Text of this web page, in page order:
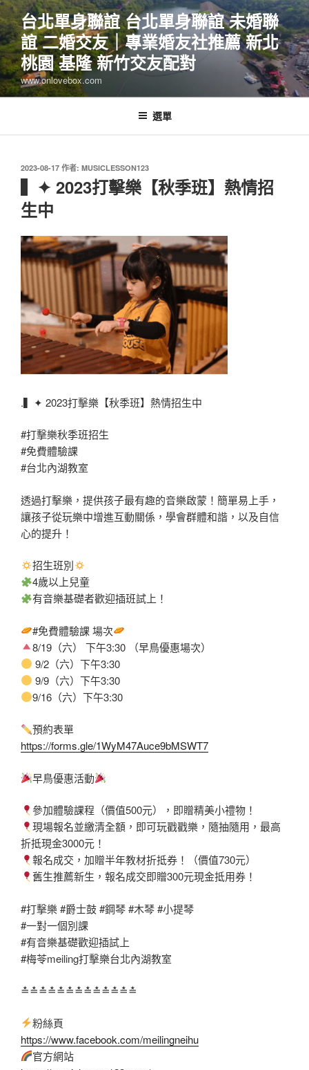
跳
至
主
要
內
容
台北單身聯誼 台北單身聯誼 未婚聯
誼 二婚交友｜專業婚友社推薦 新北
桃園 基隆 新竹交友配對
www.onlovebox.com
選單
發
佈
2023-08-17 作者: MUSICLESSON123
▍✦ 2023打擊樂【秋季班】熱情招
生中
.▍✦ 2023打擊樂【秋季班】熱情招生中
#打擊樂秋季班招生
#免費體驗課
#台北內湖教室
透過打擊樂，提供孩子最有趣的音樂啟蒙！簡單易上手，
讓孩子從玩樂中增進互動關係，學會群體和諧，以及自信
心的提升！
招生班別
4歲以上兒童
有音樂基礎者歡迎插班試上！
#免費體驗課場次
8/19（六） 下午3:30 （早鳥優惠場次）
9/2（六）下午3:30
9/9（六）下午3:30
9/16（六）下午3:30
預約表單
https://forms.gle/1WyM47Auce9bMSWT7
早鳥優惠活動
參加體驗課程（價值500元），即贈精美小禮物！
現場報名並繳清全額，即可玩戳戳樂，隨抽隨用，最高
折抵現金3000元！
報名成交，加贈半年教材折抵券！（價值730元）
舊生推薦新生，報名成交即贈300元現金抵用券！
#打擊樂#爵士鼓#鋼琴#木琴#小提琴
#一對一個別課
#有音樂基礎歡迎插試上
#梅苓meiling打擊樂台北內湖教室
≛≛≛≛≛≛≛≛≛≛≛≛≛
粉絲頁
https://www.facebook.com/meilingneihu
官方網站